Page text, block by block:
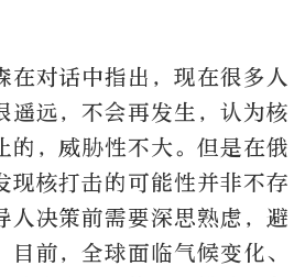
对话中指出，现在很多人
遥远，不会再发生，认为核
的，威胁性不大。但是在俄
现核打击的可能性并非不存
人决策前需要深思熟虑，避
前，全球面临气候变化、